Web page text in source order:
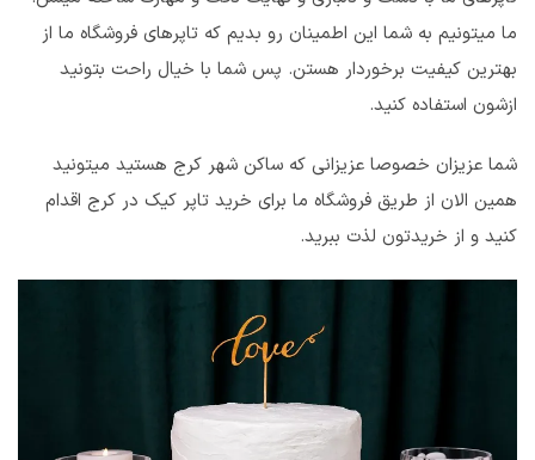
ما میتونیم به شما این اطمینان رو بدیم که تاپرهای فروشگاه ما از
بهترین کیفیت برخوردار هستن. پس شما با خیال راحت بتونید
ازشون استفاده کنید.
شما عزیزان خصوصا عزیزانی که ساکن شهر کرج هستید میتونید
همین الان از طریق فروشگاه ما برای خرید تاپر کیک در کرج اقدام
کنید و از خریدتون لذت ببرید.